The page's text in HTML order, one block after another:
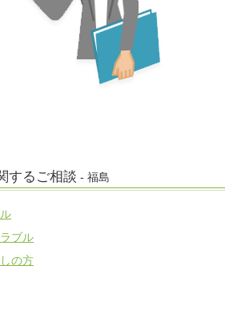
するご相談 - 福島
ブル
の方